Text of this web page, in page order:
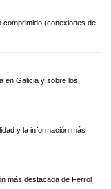
comprimido (conexiones de
en Galicia y sobre los
y la información más
más destacada de Ferrol